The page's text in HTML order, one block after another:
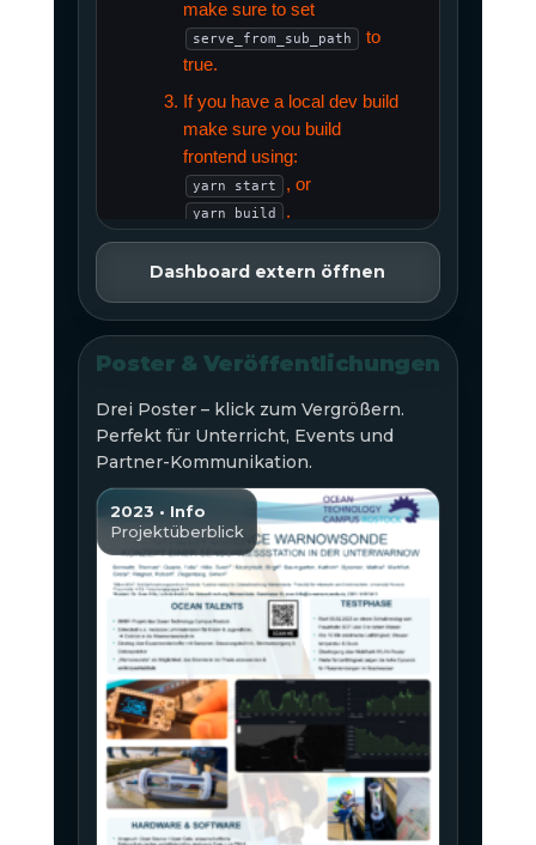
Dashboard extern öffnen
Poster & Veröffentlichungen
Drei Poster – klick zum Vergrößern.
Perfekt für Unterricht, Events und
Partner-Kommunikation.
2023 • Info
Projektüberblick